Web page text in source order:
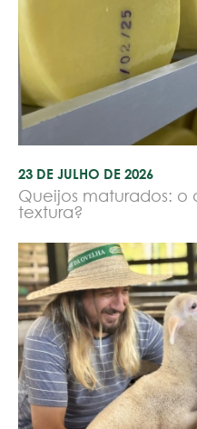
23 DE JULHO DE 2026
Queijos maturados:
textura?